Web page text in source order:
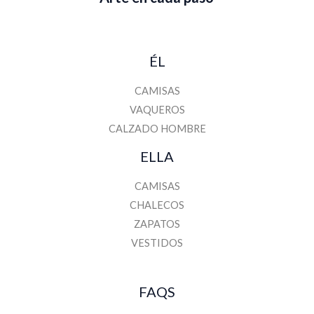
ÉL
CAMISAS
VAQUEROS
CALZADO HOMBRE
ELLA
CAMISAS
CHALECOS
ZAPATOS
VESTIDOS
FAQS